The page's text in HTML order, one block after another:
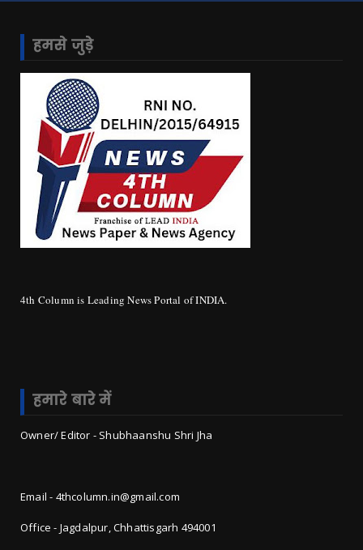
हमसे जुड़े
4th Column is Leading News Portal of INDIA.
हमारे बारे में
Owner/ Editor - Shubhaanshu Shri Jha
Email - 4thcolumn.in@gmail.com
Office - Jagdalpur, Chhattisgarh 494001